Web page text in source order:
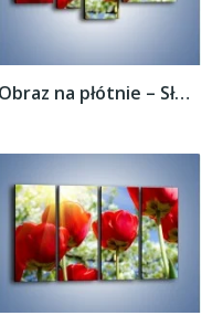
Obraz na płótnie – Słońce w kwiatowych...